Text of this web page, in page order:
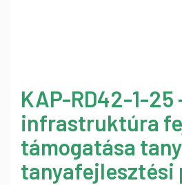
KAP-RD42-1-25
infrastruktúra
támogatása
tanyafejlesztési